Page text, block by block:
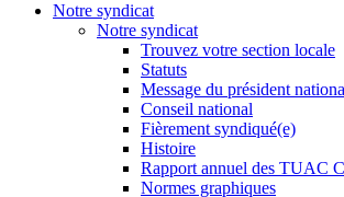
Notre syndicat
Notre syndicat
Trouvez votre section locale
Statuts
Message du président
Conseil national
Fièrement syndiqué(e)
Histoire
Rapport annuel des TUAC
Normes graphiques